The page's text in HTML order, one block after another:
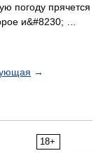
погоду прячется
и&#8230; …
→
18+